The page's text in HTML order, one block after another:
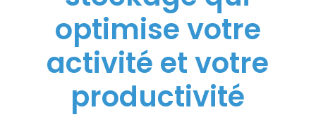
optimise votre
activité et votre
productivité